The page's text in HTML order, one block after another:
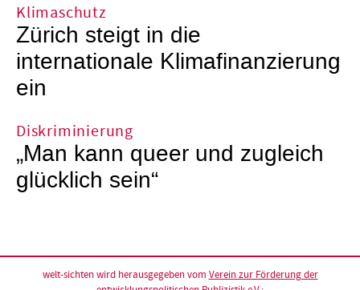
Klimaschutz
Zürich steigt in die
internationale Klimafinanzierung
ein
Diskriminierung
„Man kann queer und zugleich
glücklich sein“
welt-sichten wird herausgegeben vom Verein zur Förderung der